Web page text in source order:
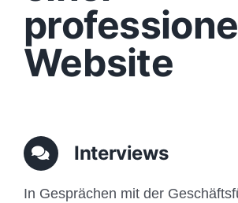
Aufbau
Anfrage
Website
Interviews
In Gesprächen mit der